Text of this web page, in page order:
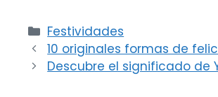
Categorías
Festividades
10 originales formas de
Descubre el significado de